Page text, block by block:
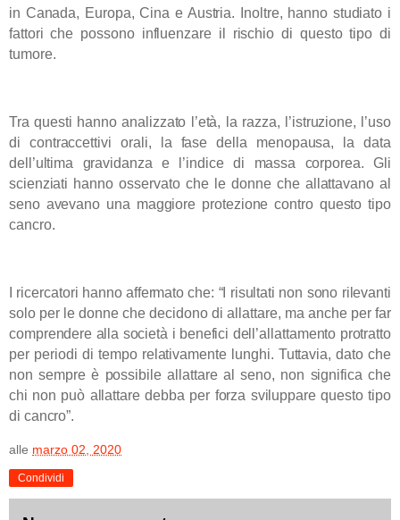
in Canada, Europa, Cina e Austria. Inoltre, hanno studiato i
fattori che possono influenzare il rischio di questo tipo di
tumore.
Tra questi hanno analizzato l’età, la razza,
l’istruzione, l’uso
di contraccettivi orali, la fase della menopausa, la data
dell’ultima gravidanza e l’indice di massa corporea. Gli
scienziati hanno osservato che le donne che allattavano al
seno avevano una maggiore protezione contro questo tipo
cancro.
I ricercatori hanno affermato che: “I risultati non sono rilevanti
solo per le donne che decidono di allattare, ma anche per far
comprendere alla società i benefici dell’allattamento protratto
per periodi di tempo relativamente lunghi. Tuttavia, dato che
non sempre è possibile allattare al seno, non significa che
chi non può allattare debba per forza sviluppare questo tipo
di cancro”.
alle marzo 02, 2020
Condividi